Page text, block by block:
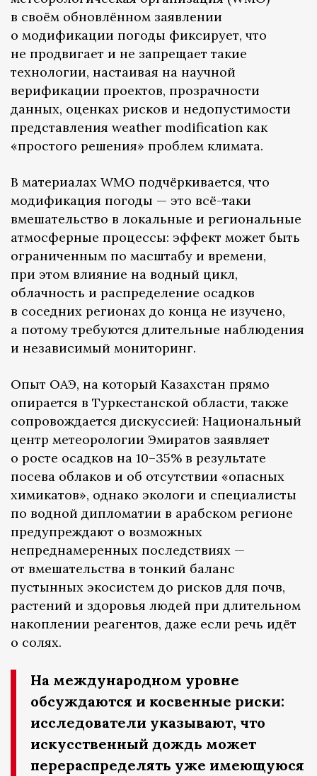
в своём обновлённом заявлении
о модификации погоды фиксирует, что
не продвигает и не запрещает такие
технологии, настаивая на научной
верификации проектов, прозрачности
данных, оценках рисков и недопустимости
представления weather modification как
«простого решения» проблем климата.
В материалах WMO подчёркивается, что
модификация погоды — это всё-таки
вмешательство в локальные и региональные
атмосферные процессы: эффект может быть
ограниченным по масштабу и времени,
при этом влияние на водный цикл,
облачность и распределение осадков
в соседних регионах до конца не изучено,
а потому требуются длительные наблюдения
и независимый мониторинг.
Опыт ОАЭ, на который Казахстан прямо
опирается в Туркестанской области, также
сопровождается дискуссией: Национальный
центр метеорологии Эмиратов заявляет
о росте осадков на 10–35% в результате
посева облаков и об отсутствии «опасных
химикатов», однако экологи и специалисты
по водной дипломатии в арабском регионе
предупреждают о возможных
непреднамеренных последствиях —
от вмешательства в тонкий баланс
пустынных экосистем до рисков для почв,
растений и здоровья людей при длительном
накоплении реагентов, даже если речь идёт
о солях.
На международном уровне
обсуждаются и косвенные риски:
исследователи указывают, что
искусственный дождь может
перераспределять уже имеющуюся